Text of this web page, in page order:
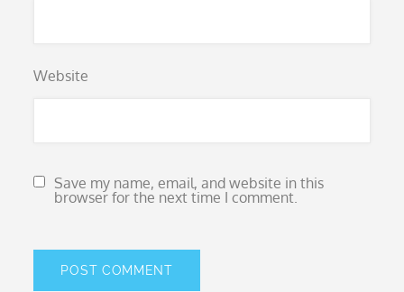
Website
Save my name, email, and website in this
browser for the next time I comment.